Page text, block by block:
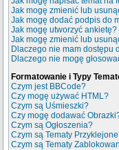
Jak mogę zmienić lub
Jak mogę dodać podpis do
Jak mogę utworzyć ankietę?
Jak mogę zmienić lub
Dlaczego nie mam dostępu
Dlaczego nie mogę
Formatowanie i Typy
Czym jest BBCode?
Czy mogę używać HTML?
Czym są Uśmieszki?
Czy mogę dodawać
Czym są Ogłoszenia?
Czym są Tematy
Czym są Tematy